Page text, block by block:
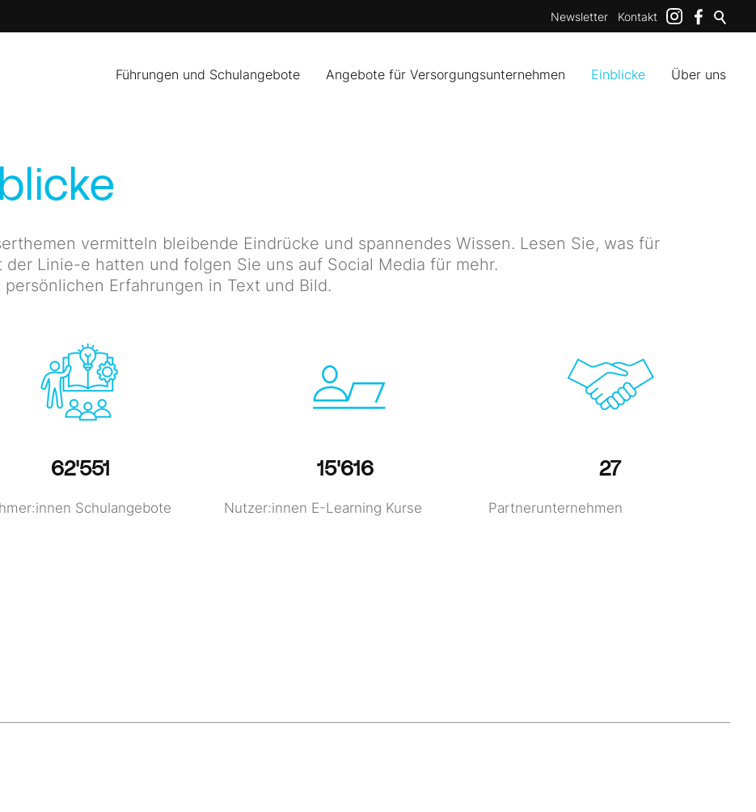
Newsletter Kontakt
Führungen und Schulangebote Angebote für Versorgungsunternehmen Einblicke Über uns
vermitteln bleibende Eindrücke und spannendes Wissen. Lesen Sie, was für
Linie-e hatten und folgen Sie uns auf Social Media für mehr.
Erfahrungen in Text und Bild.
62'551
Schulangebote
15'616
Nutzer:innen E-Learning Kurse
27
Partnerunternehmen